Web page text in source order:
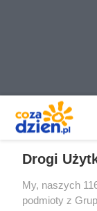
Drogi
My, naszych
podmioty z